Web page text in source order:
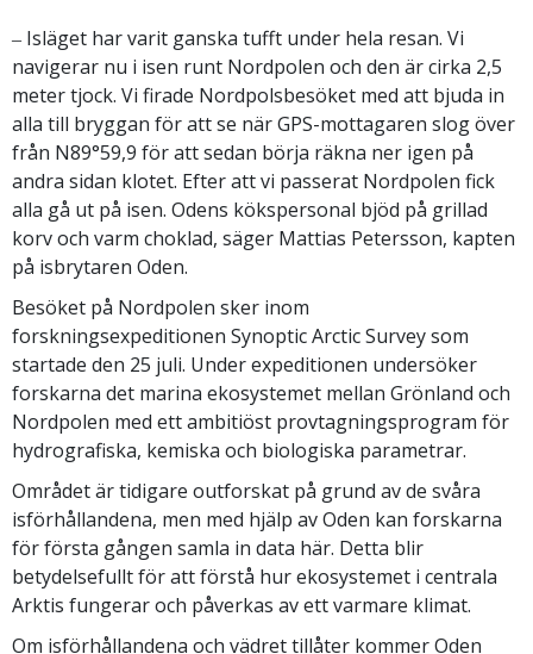
‒ Isläget har varit ganska tufft under hela resan. Vi
navigerar nu i isen runt Nordpolen och den är cirka 2,5
meter tjock. Vi firade Nordpolsbesöket med att bjuda in
alla till bryggan för att se när GPS-mottagaren slog över
från N89°59,9 för att sedan börja räkna ner igen på
andra sidan klotet. Efter att vi passerat Nordpolen fick
alla gå ut på isen. Odens kökspersonal bjöd på grillad
korv och varm choklad, säger Mattias Petersson, kapten
på isbrytaren Oden.
Besöket på Nordpolen sker inom
forskningsexpeditionen Synoptic Arctic Survey som
startade den 25 juli. Under expeditionen undersöker
forskarna det marina ekosystemet mellan Grönland och
Nordpolen med ett ambitiöst provtagningsprogram för
hydrografiska, kemiska och biologiska parametrar.
Området är tidigare outforskat på grund av de svåra
isförhållandena, men med hjälp av Oden kan forskarna
för första gången samla in data här. Detta blir
betydelsefullt för att förstå hur ekosystemet i centrala
Arktis fungerar och påverkas av ett varmare klimat.
Om isförhållandena och vädret tillåter kommer Oden